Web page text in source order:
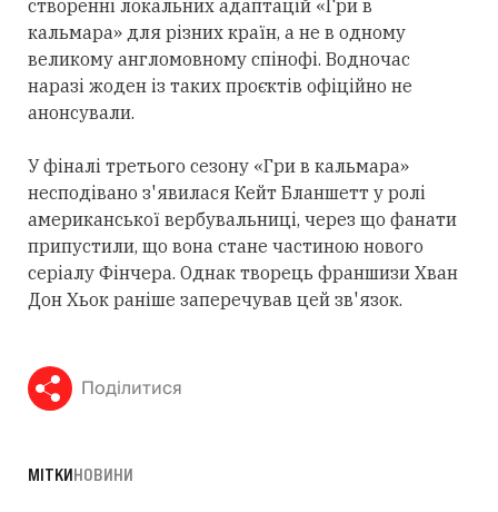
створенні локальних адаптацій «Гри в
кальмара» для різних країн, а не в одному
великому англомовному спінофі. Водночас
наразі жоден із таких проєктів офіційно не
анонсували.
У фіналі третього сезону «Гри в кальмара»
несподівано з'явилася Кейт Бланшетт у ролі
американської вербувальниці, через що фанати
припустили, що вона стане частиною нового
серіалу Фінчера. Однак творець франшизи Хван
Дон Хьок раніше заперечував цей зв'язок.
Поділитися
МІТКИНОВИНИ